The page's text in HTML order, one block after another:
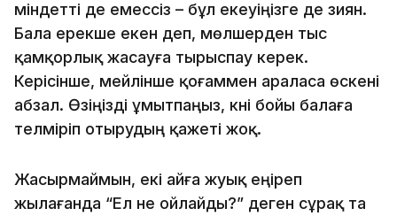
міндетті де емессіз – бұл екеуіңізге де зиян.
Бала ерекше екен деп, мөлшерден тыс
қамқорлық жасауға тырыспау керек.
Керісінше, мейлінше қоғаммен араласа өскені
абзал. Өзіңізді ұмытпаңыз, күні бойы балаға
телміріп отырудың қажеті жоқ.
Жасырмаймын, екі айға жуық еңіреп
жылағанда “Ел не ойлайды?” деген сұрақ та